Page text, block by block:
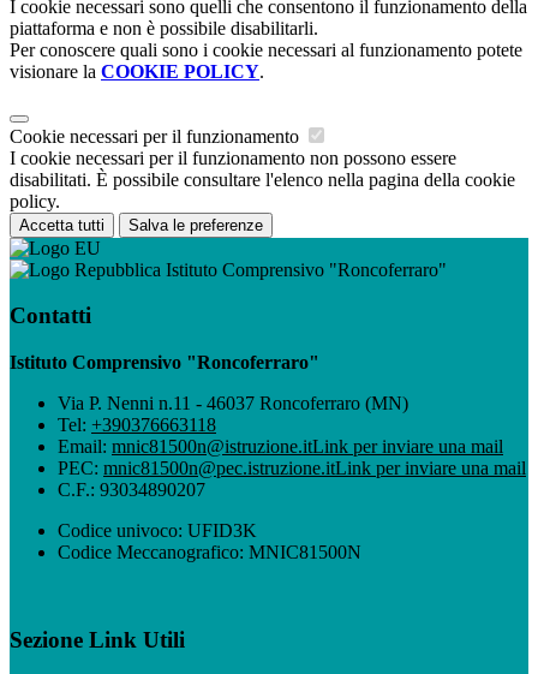
I cookie necessari sono quelli che consentono il funzionamento della
piattaforma e non è possibile disabilitarli.
Per conoscere quali sono i cookie necessari al funzionamento potete
visionare la COOKIE POLICY.
Cookie necessari per il funzionamento
I cookie necessari per il funzionamento non possono essere
disabilitati. È possibile consultare l'elenco nella pagina della cookie
policy.
Accetta tutti Salva le preferenze
Istituto Comprensivo "Roncoferraro"
Contatti
Istituto Comprensivo "Roncoferraro"
Via P. Nenni n.11 - 46037 Roncoferraro (MN)
Tel: +390376663118
Email: mnic81500n@istruzione.itLink per inviare una mail
PEC: mnic81500n@pec.istruzione.itLink per inviare una mail
C.F.: 93034890207
Codice univoco: UFID3K
Codice Meccanografico: MNIC81500N
Sezione Link Utili